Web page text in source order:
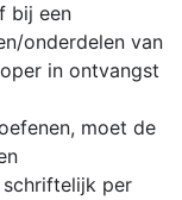
bij een
onderdelen van
in ontvangst
moet de
per